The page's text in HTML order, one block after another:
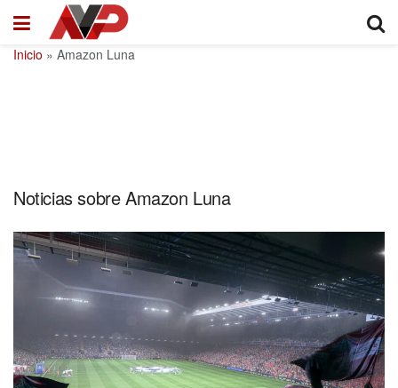
Inicio » Amazon Luna
Noticias sobre Amazon Luna